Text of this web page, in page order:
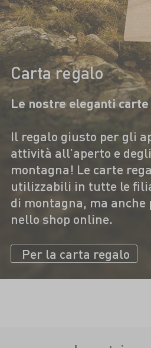
Carta regalo
Le nostre eleganti
Il regalo giusto per gli
attività all’aperto e
montagna! Le carte
utilizzabili in tutte le
di montagna, ma anche
nello shop online.
Per la carta regalo